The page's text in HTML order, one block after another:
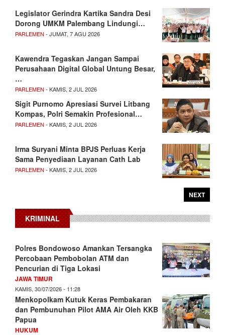
Legislator Gerindra Kartika Sandra Desi
Dorong UMKM Palembang Lindungi…
PARLEMEN - JUMAT, 7 AGU 2026
Kawendra Tegaskan Jangan Sampai
Perusahaan Digital Global Untung Besar,
…
PARLEMEN - KAMIS, 2 JUL 2026
Sigit Purnomo Apresiasi Survei Litbang
Kompas, Polri Semakin Profesional…
PARLEMEN - KAMIS, 2 JUL 2026
Irma Suryani Minta BPJS Perluas Kerja
Sama Penyediaan Layanan Cath Lab
PARLEMEN - KAMIS, 2 JUL 2026
NEXT
KRIMINAL
Polres Bondowoso Amankan Tersangka
Percobaan Pembobolan ATM dan
Pencurian di Tiga Lokasi
JAWA TIMUR
KAMIS, 30/07/2026 - 11:28
Menkopolkam Kutuk Keras Pembakaran
dan Pembunuhan Pilot AMA Air Oleh KKB
Papua
HUKUM